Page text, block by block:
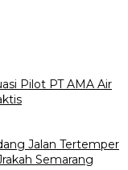
Pilot PT AMA Air
Jalan Tertemper
Semarang